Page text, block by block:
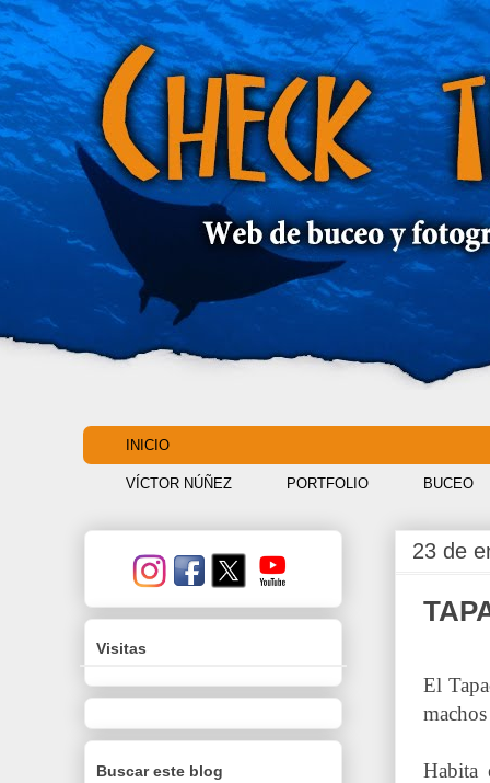
INICIO
VÍCTOR NÚÑEZ PORTFOLIO BUCEO
23 de
El
Habita
Visitas
Buscar este blog